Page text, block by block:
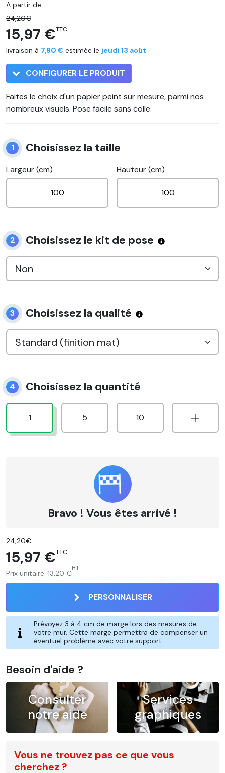
A partir de
24,20€
15,97 €TTC
livraison à 7,90 € estimée le jeudi 13 août
CONFIGURER LE PRODUIT
Faites le choix d'un papier peint sur mesure, parmi nos
nombreux visuels. Pose facile sans colle.
1 Choisissez la taille
Largeur (cm) Hauteur (cm)
2 Choisissez le kit de pose
3 Choisissez la qualité
4 Choisissez la quantité
1 5 10
Bravo ! Vous êtes arrivé !
24,20€
15,97 €TTC
Prix unitaire: 13,20 €
HT
PERSONNALISER
Prévoyez 3 à 4 cm de marge lors des mesures de
votre mur. Cette marge permettra de compenser un
éventuel problème avec votre support.
Besoin d'aide ?
Consulter
notre aide
Services
graphiques
Vous ne trouvez pas ce que vous
cherchez ?